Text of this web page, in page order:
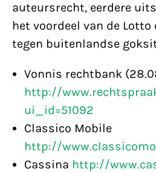
auteursrecht, eerdere
het voordeel van de Lotto
tegen buitenlandse
Vonnis rechtbank
http://
ui_id=51092
Classico Mobile
http://
Cassina http://